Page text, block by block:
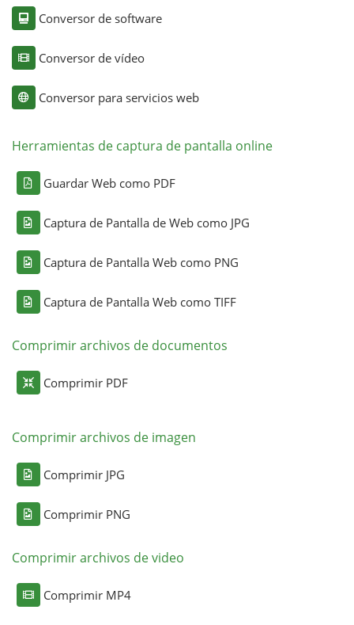
Conversor de software
Conversor de vídeo
Conversor para servicios web
Herramientas de captura de pantalla online
Guardar Web como PDF
Captura de Pantalla de Web como JPG
Captura de Pantalla Web como PNG
Captura de Pantalla Web como TIFF
Comprimir archivos de documentos
Comprimir PDF
Comprimir archivos de imagen
Comprimir JPG
Comprimir PNG
Comprimir archivos de video
Comprimir MP4